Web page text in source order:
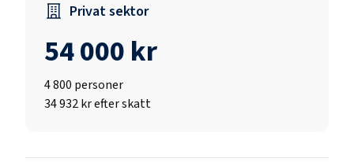
Privat sektor
54 000 kr
4 800 personer
34 932 kr efter skatt